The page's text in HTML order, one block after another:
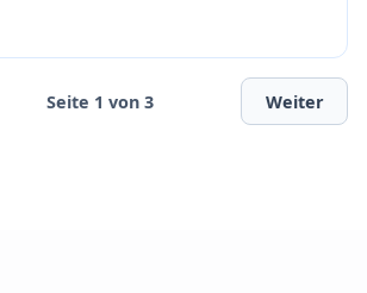
Seite 1 von 3 Weiter